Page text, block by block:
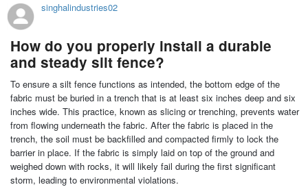
singhalindustries02
How do you properly install a durable
and steady silt fence?
To ensure a silt fence functions as intended, the bottom edge of the
fabric must be buried in a trench that is at least six inches deep and six
inches wide. This practice, known as slicing or trenching, prevents water
from flowing underneath the fabric. After the fabric is placed in the
trench, the soil must be backfilled and compacted firmly to lock the
barrier in place. If the fabric is simply laid on top of the ground and
weighed down with rocks, it will likely fail during the first significant
storm, leading to environmental violations.